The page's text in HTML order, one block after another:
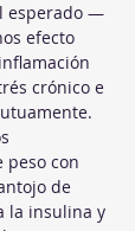
esperado —
efecto
crónico e
peso con
de
la insulina y